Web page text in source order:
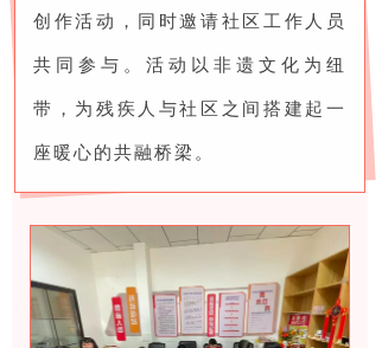
创作活动，同时邀请社区工作人员
共同参与。活动以非遗文化为纽
带，为残疾人与社区之间搭建起一
座暖心的共融桥梁。